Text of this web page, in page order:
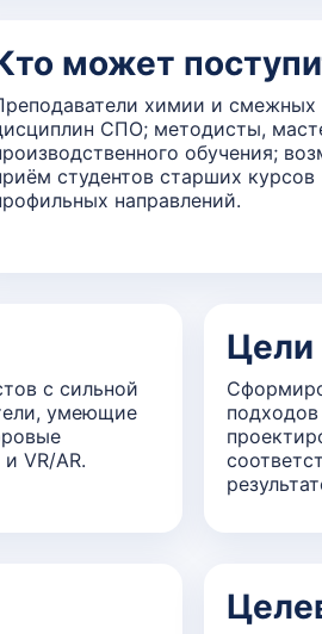
может
химии и смежных
СПО; методисты,
обучения;
студентов старших курсов
направлений.
с сильной
умеющие
VR/AR.